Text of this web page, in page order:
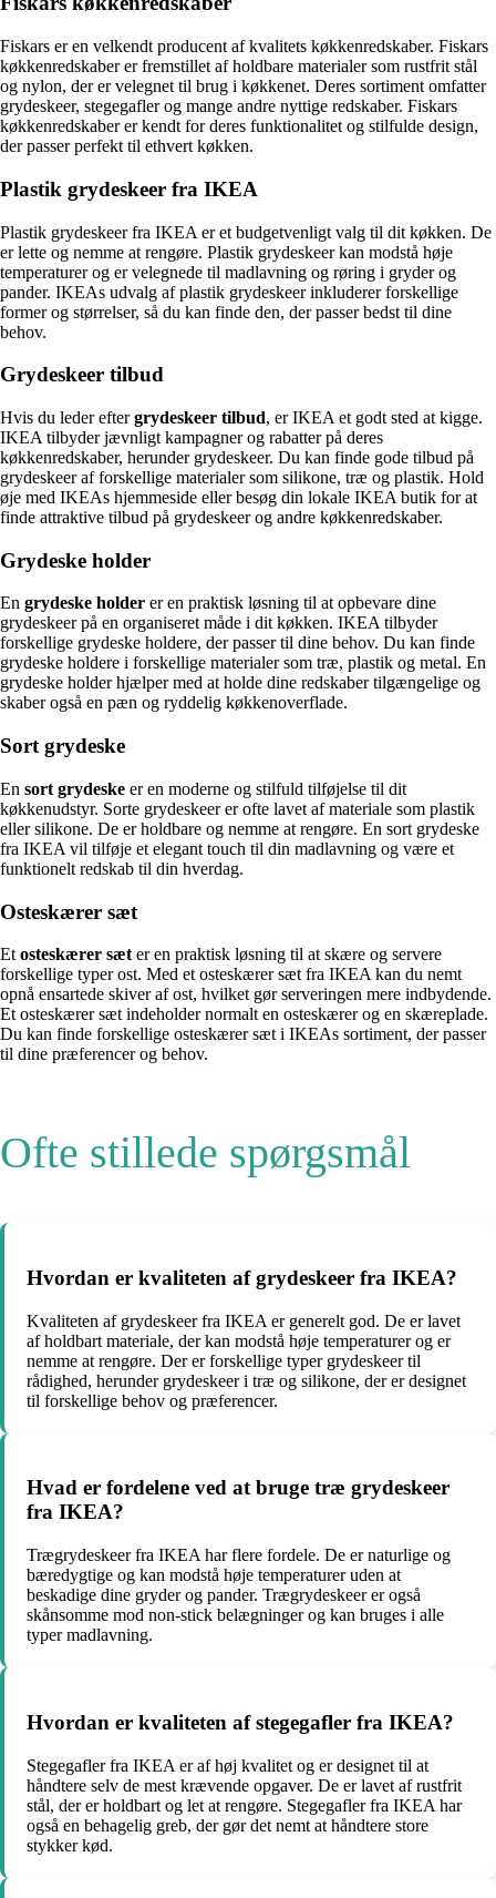
Fiskars er en velkendt producent af kvalitets køkkenredskaber. Fiskars
køkkenredskaber er fremstillet af holdbare materialer som rustfrit stål
og nylon, der er velegnet til brug i køkkenet. Deres sortiment omfatter
grydeskeer, stegegafler og mange andre nyttige redskaber. Fiskars
køkkenredskaber er kendt for deres funktionalitet og stilfulde design,
der passer perfekt til ethvert køkken.
Plastik grydeskeer fra IKEA
Plastik grydeskeer fra IKEA er et budgetvenligt valg til dit køkken. De
er lette og nemme at rengøre. Plastik grydeskeer kan modstå høje
temperaturer og er velegnede til madlavning og røring i gryder og
pander. IKEAs udvalg af plastik grydeskeer inkluderer forskellige
former og størrelser, så du kan finde den, der passer bedst til dine
behov.
Grydeskeer tilbud
Hvis du leder eftergrydeskeer tilbud, er IKEA et godt sted at kigge.
IKEA tilbyder jævnligt kampagner og rabatter på deres
køkkenredskaber, herunder grydeskeer. Du kan finde gode tilbud på
grydeskeer af forskellige materialer som silikone, træ og plastik. Hold
øje med IKEAs hjemmeside eller besøg din lokale IKEA butik for at
finde attraktive tilbud på grydeskeer og andre køkkenredskaber.
Grydeske holder
En grydeske holder er en praktisk løsning til at opbevare dine
grydeskeer på en organiseret måde i dit køkken. IKEA tilbyder
forskellige grydeske holdere, der passer til dine behov. Du kan finde
grydeske holdere i forskellige materialer som træ, plastik og metal. En
grydeske holder hjælper med at holde dine redskaber tilgængelige og
skaber også en pæn og ryddelig køkkenoverflade.
Sort grydeske
En sort grydeske er en moderne og stilfuld tilføjelse til dit
køkkenudstyr. Sorte grydeskeer er ofte lavet af materiale som plastik
eller silikone. De er holdbare og nemme at rengøre. En sort grydeske
fra IKEA vil tilføje et elegant touch til din madlavning og være et
funktionelt redskab til din hverdag.
Osteskærer sæt
Et osteskærer sæt er en praktisk løsning til at skære og servere
forskellige typer ost. Med et osteskærer sæt fra IKEA kan du nemt
opnå ensartede skiver af ost, hvilket gør serveringen mere indbydende.
Et osteskærer sæt indeholder normalt en osteskærer og en skæreplade.
Du kan finde forskellige osteskærer sæt i IKEAs sortiment, der passer
til dine præferencer og behov.
Ofte stillede spørgsmål
Hvordan er kvaliteten af ​​grydeskeer fra IKEA?
Kvaliteten af ​​grydeskeer fra IKEA er generelt god. De er lavet
af holdbart materiale, der kan modstå høje temperaturer og er
nemme at rengøre. Der er forskellige typer grydeskeer til
rådighed, herunder grydeskeer i træ og silikone, der er designet
til forskellige behov og præferencer.
Hvad er fordelene ved at bruge træ grydeskeer
fra IKEA?
Trægrydeskeer fra IKEA har flere fordele. De er naturlige og
bæredygtige og kan modstå høje temperaturer uden at
beskadige dine gryder og pander. Trægrydeskeer er også
skånsomme mod non-stick belægninger og kan bruges i alle
typer madlavning.
Hvordan er kvaliteten af ​​stegegafler fra IKEA?
Stegegafler fra IKEA er af høj kvalitet og er designet til at
håndtere selv de mest krævende opgaver. De er lavet af rustfrit
stål, der er holdbart og let at rengøre. Stegegafler fra IKEA har
også en behagelig greb, der gør det nemt at håndtere store
stykker kød.